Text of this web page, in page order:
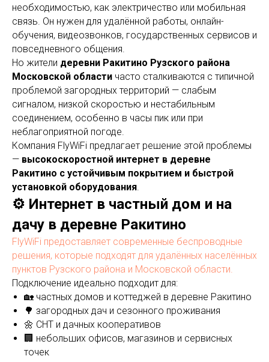
необходимостью, как электричество или мобильная
связь. Он нужен для удалённой работы, онлайн-
обучения, видеозвонков, государственных сервисов и
повседневного общения.
Но жители деревни Ракитино Рузского района
Московской области часто сталкиваются с типичной
проблемой загородных территорий — слабым
сигналом, низкой скоростью и нестабильным
соединением, особенно в часы пик или при
неблагоприятной погоде.
Компания FlyWiFi предлагает решение этой проблемы
— высокоскоростной интернет в деревне
Ракитино с устойчивым покрытием и быстрой
установкой оборудования.
⚙️ Интернет в частный дом и на
дачу в деревне Ракитино
FlyWiFi предоставляет современные беспроводные
решения, которые подходят для удалённых населённых
пунктов Рузского района и Московской области.
Подключение идеально подходит для:
🏡 частных домов и коттеджей в деревне Ракитино
🌳 загородных дач и сезонного проживания
🌼 СНТ и дачных кооперативов
🏢 небольших офисов, магазинов и сервисных
точек